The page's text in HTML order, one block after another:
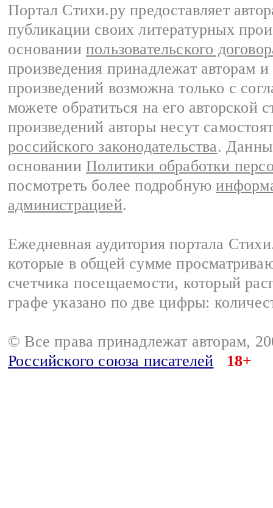
Портал Стихи.ру предоставляет
публикации своих литературных
основании пользовательского
произведения принадлежат авторам
произведений возможна только с
можете обратиться на его авторской
произведений авторы несут
российского законодательства.
основании Политики обработки
посмотреть более подробную
администрацией.
Ежедневная аудитория портала
которые в общей сумме
счетчика посещаемости, который
графе указано по две цифры:
© Все права принадлежат авторам,
Российского союза писателей
18+